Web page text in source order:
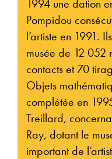
1994 une dation
Pompidou
l’artiste en 1991.
musée de 12 052
contacts et 70
Objets
complétée en
Treillard,
Ray, dotant le
important de